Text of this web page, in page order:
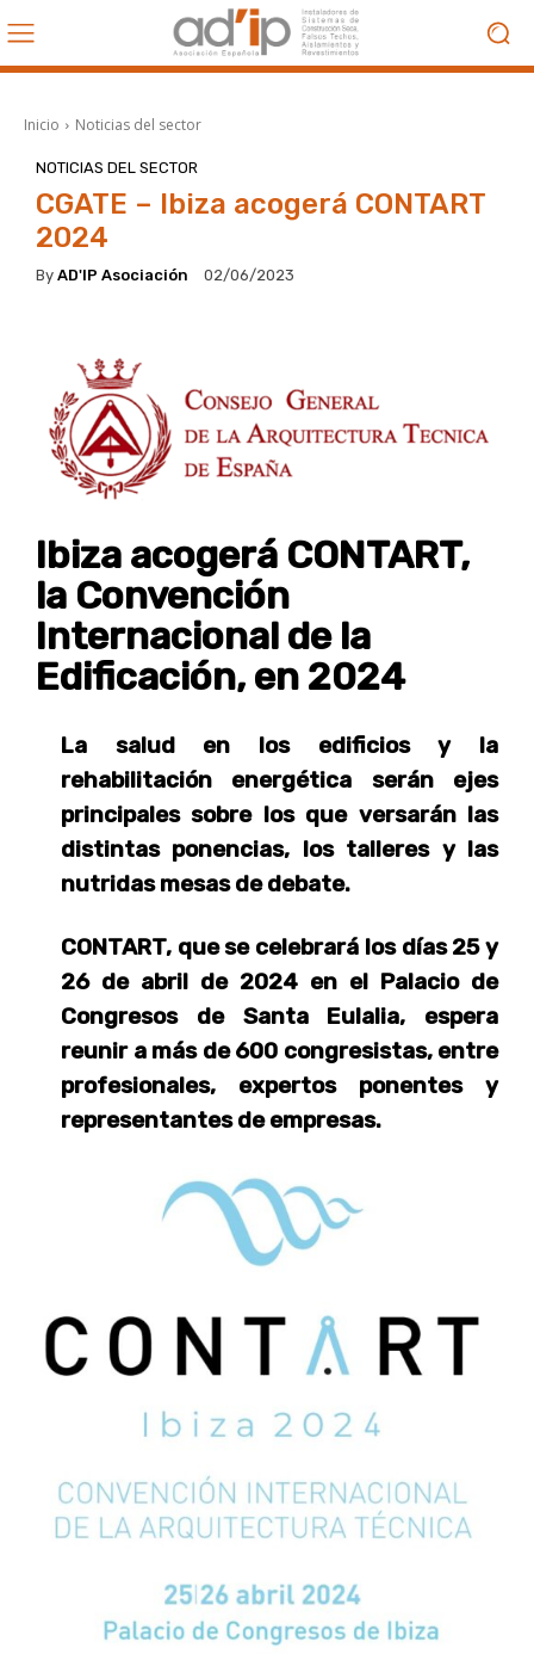
Inicio Noticias del sector
NOTICIAS DEL SECTOR
CGATE – Ibiza acogerá CONTART
2024
By AD'IP Asociación 02/06/2023
Ibiza acogerá CONTART,
la Convención
Internacional de la
Edificación, en 2024
La salud en los edificios y la
rehabilitación energética serán ejes
principales sobre los que versarán las
distintas ponencias, los talleres y las
nutridas mesas de debate.
CONTART, que se celebrará los días 25 y
26 de abril de 2024 en el Palacio de
Congresos de Santa Eulalia, espera
reunir a más de 600 congresistas, entre
profesionales, expertos ponentes y
representantes de empresas.